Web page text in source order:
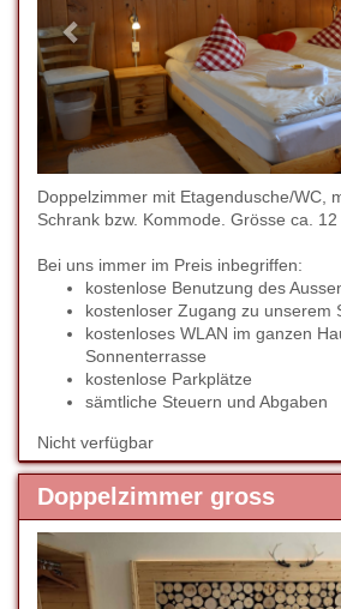
Doppelzimmer mit Etagendusche/WC,
Schrank bzw. Kommode. Grösse ca. 12
Bei uns immer im Preis inbegriffen:
kostenlose Benutzung des
kostenloser Zugang zu unserem
kostenloses WLAN im ganzen
Sonnenterrasse
kostenlose Parkplätze
sämtliche Steuern und Abgaben
Nicht verfügbar
Doppelzimmer gross
Previous